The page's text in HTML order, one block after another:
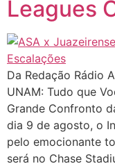
Leagues
Da Redação Rádio
UNAM: Tudo que
Grande Confronto
dia 9 de agosto, o
pelo emocionante
será no Chase